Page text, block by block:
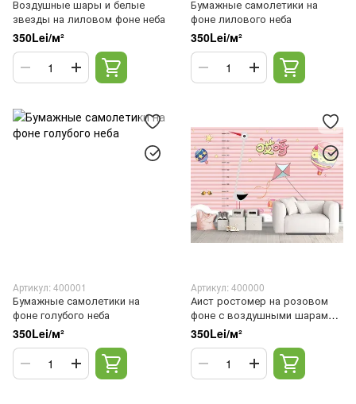
Воздушные шары и белые
звезды на лиловом фоне неба
350Lei/м²
Бумажные самолетики на
фоне лилового неба
350Lei/м²
Артикул: 400001
Бумажные самолетики на
фоне голубого неба
350Lei/м²
Артикул: 400000
Аист ростомер на розовом
фоне с воздушными шарами и
змеем
350Lei/м²